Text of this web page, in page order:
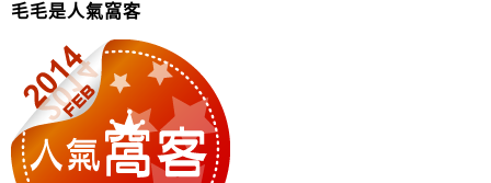
毛毛是人氣窩客